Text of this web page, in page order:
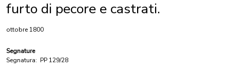
furto di pecore e castrati.
ottobre 1800
Segnature
Segnatura: PP 129/28